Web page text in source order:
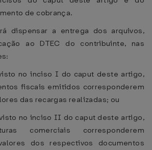
de cobrança.
dispensar a entrega dos arquivos,
ao DTEC do contribuinte, nas
no inciso I do caput deste artigo,
fiscais emitidos corresponderem
das recargas realizadas; ou
no inciso II do caput deste artigo,
comerciais corresponderem
dos respectivos documentos